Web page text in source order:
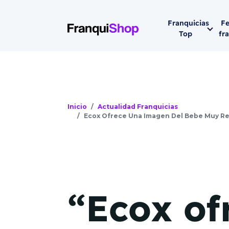
Franquicias
Top
IFEMA -
Municipal
España)
Lleva tu
Inicio
Actualidad Franquicias
Ecox Ofrece Una Imagen Del Bebe Muy
“Ecox